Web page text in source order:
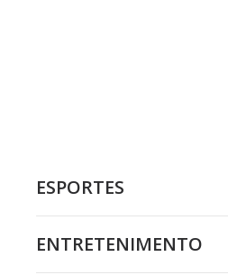
ESPORTES
ENTRETENIMENTO